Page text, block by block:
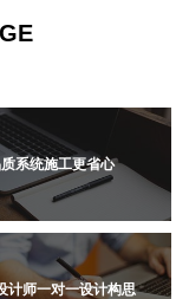
系统施工更省心
计师一对一设计构思